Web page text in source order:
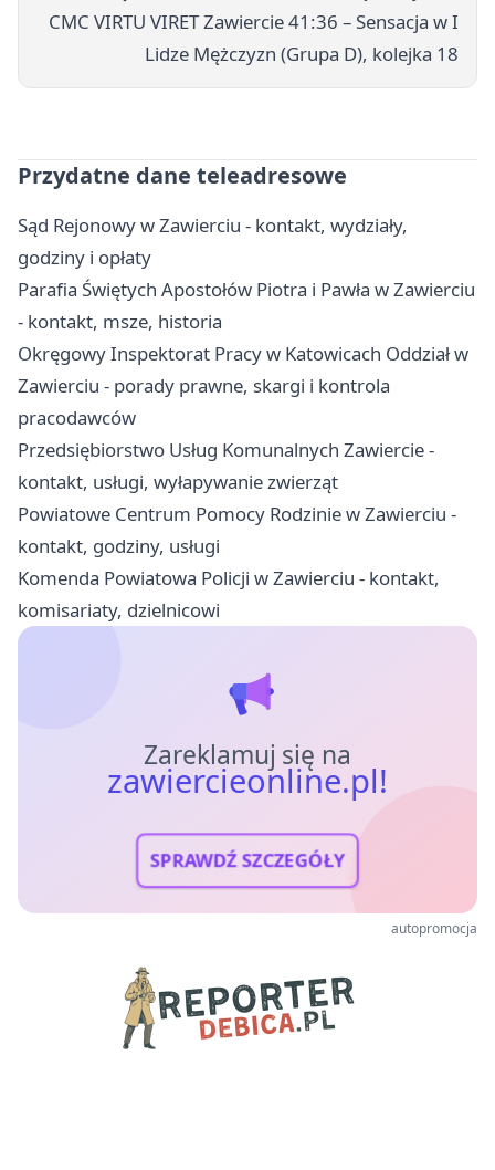
CMC VIRTU VIRET Zawiercie 41:36 – Sensacja w I
Lidze Mężczyzn (Grupa D), kolejka 18
Przydatne dane teleadresowe
Sąd Rejonowy w Zawierciu - kontakt, wydziały,
godziny i opłaty
Parafia Świętych Apostołów Piotra i Pawła w Zawierciu
- kontakt, msze, historia
Okręgowy Inspektorat Pracy w Katowicach Oddział w
Zawierciu - porady prawne, skargi i kontrola
pracodawców
Przedsiębiorstwo Usług Komunalnych Zawiercie -
kontakt, usługi, wyłapywanie zwierząt
Powiatowe Centrum Pomocy Rodzinie w Zawierciu -
kontakt, godziny, usługi
Komenda Powiatowa Policji w Zawierciu - kontakt,
komisariaty, dzielnicowi
Zareklamuj się na
zawiercieonline.pl!
SPRAWDŹ SZCZEGÓŁY
autopromocja